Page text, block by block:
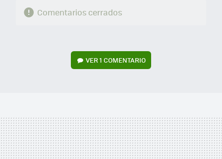
Comentarios cerrados
VER1 COMENTARIO